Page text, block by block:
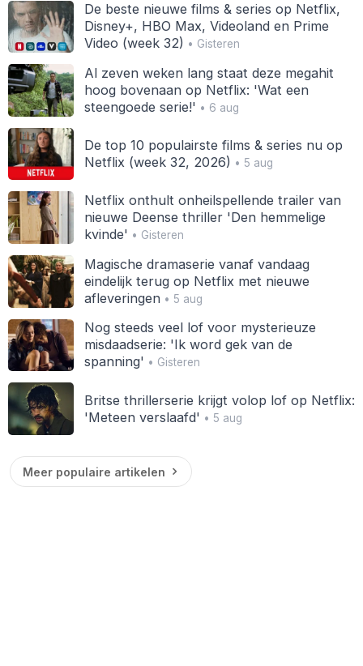
De beste nieuwe films & series op Netflix,
Disney+, HBO Max, Videoland en Prime
Video (week 32) • Gisteren
Al zeven weken lang staat deze megahit
hoog bovenaan op Netflix: 'Wat een
steengoede serie!' • 6 aug
De top 10 populairste films & series nu op
Netflix (week 32, 2026) • 5 aug
Netflix onthult onheilspellende trailer van
nieuwe Deense thriller 'Den hemmelige
kvinde' • Gisteren
Magische dramaserie vanaf vandaag
eindelijk terug op Netflix met nieuwe
afleveringen• 5 aug
Nog steeds veel lof voor mysterieuze
misdaadserie: 'Ik word gek van de
spanning' • Gisteren
Britse thrillerserie krijgt volop lof op Netflix:
'Meteen verslaafd' • 5 aug
Meer populaire artikelen